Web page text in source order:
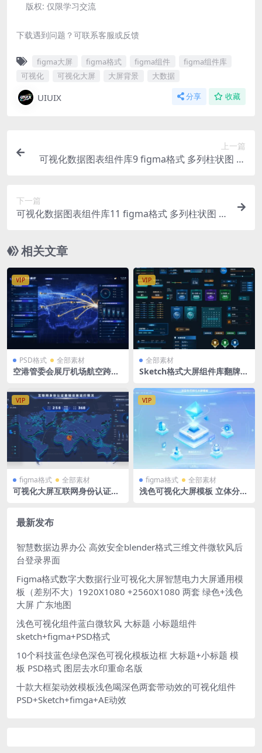
版权: 仅限学习交流
下载遇到问题？可联系客服或反馈
figma大屏 figma格式 figma组件
figma组件库
可视化
可视化大屏 大屏背景 大数据
UIUIX 分享 收藏
上一篇
可视化数据图表组件库9 figma格式 多列柱状图 环
下一篇
可视化数据图表组件库11 figma格式 多列柱状图 仪
相关文章
VIP
PSD格式 全部素材
空港管委会展厅机场航空跨境
两张 1920 x 1080（背景是图
片）
VIP
全部素材
Sketch格式大屏组件库翻牌器
VIP
figma格式 全部素材
可视化大屏互联网身份认证基
VIP
figma格式 全部素材
浅色可视化大屏模板 立体分层
最新发布
智慧数据边界办公 高效安全blender格式三维文件微软风后
台登录界面
Figma格式数字大数据行业可视化大屏智慧电力大屏通用模
板（差别不大）1920X1080 +2560X1080 两套 绿色+浅色
大屏 广东地图
浅色可视化组件蓝白微软风 大标题 小标题组件
sketch+figma+PSD格式
10个科技蓝色绿色深色可视化模板边框 大标题+小标题 模
板 PSD格式 图层去水印重命名版
十款大框架动效模板浅色喝深色两套带动效的可视化组件
PSD+Sketch+fimga+AE动效